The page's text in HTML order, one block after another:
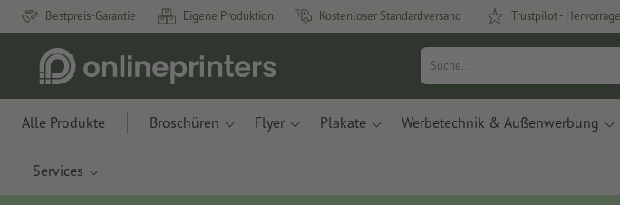
Bestpreis-Garantie Eigene Produktion Kostenloser Standardversand Trustpilot -
Alle Produkte Broschüren Flyer Plakate Werbetechnik & Außenwerbung
Services